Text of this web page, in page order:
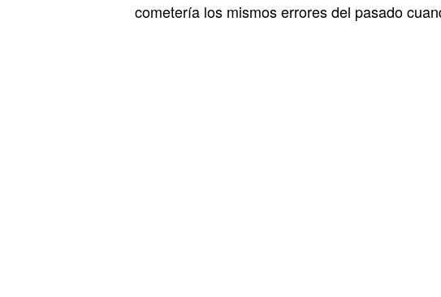
cometería los mismos errores del pasado